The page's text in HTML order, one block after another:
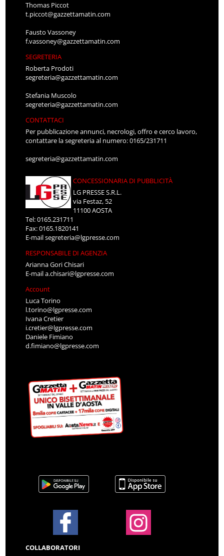
Thomas Piccot
t.piccot@gazzettamatin.com
Fausto Vassoney
f.vassoney@gazzettamatin.com
SEGRETERIA
Roberta Prodoti
segreteria@gazzettamatin.com
Stefania Muscolo
segreteria@gazzettamatin.com
CONTATTACI
Per pubblicazione annunci, necrologi, offro e cerco lavoro,
contattare la segreteria al numero: 0165/231711
segreteria@gazzettamatin.com
CONCESSIONARIA DI PUBBLICITÀ
LG PRESSE S.R.L.
via Festaz, 52
11100 AOSTA
Tel: 0165.231711
Fax: 0165.1820141
E-mailsegreteria@lgpresse.com
RESPONSABILE DI AGENZIA
Arianna Gori Chisari
E-maila.chisari@lgpresse.com
Account
Luca Torino
l.torino@lgpresse.com
Ivana Cretier
i.cretier@lgpresse.com
Daniele Fimiano
d.fimiano@lgpresse.com
COLLABORATORI